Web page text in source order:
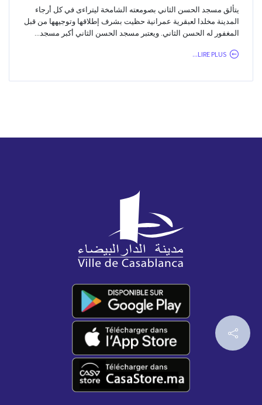
يتألق مسجد الحسن الثاني بصومعته الشامخة ليتراءى في كل أرجاء
المدينة مخلدا لعبقرية عمرانية حظيت بشرف إطلاقها وتوجيهها من قبل
المغفور له الحسن الثاني. ويعتبر مسجد الحسن الثاني أكبر مسجد...
LIRE PLUS...